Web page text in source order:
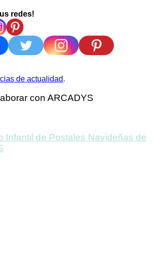
redes!
de actualidad.
con ARCADYS
Infantil de Postales Navideñas de